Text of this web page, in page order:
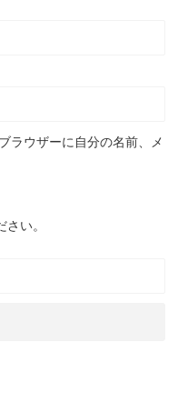
ラウザーに自分の名前、メ
い。